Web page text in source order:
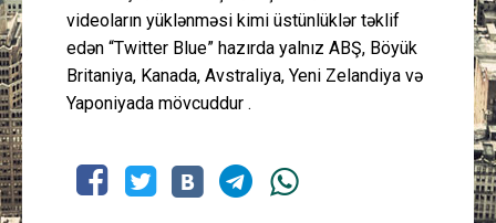
videoların yüklənməsi kimi üstünlüklər təklif
edən “Twitter Blue” hazırda yalnız ABŞ, Böyük
Britaniya, Kanada, Avstraliya, Yeni Zelandiya və
Yaponiyada mövcuddur .